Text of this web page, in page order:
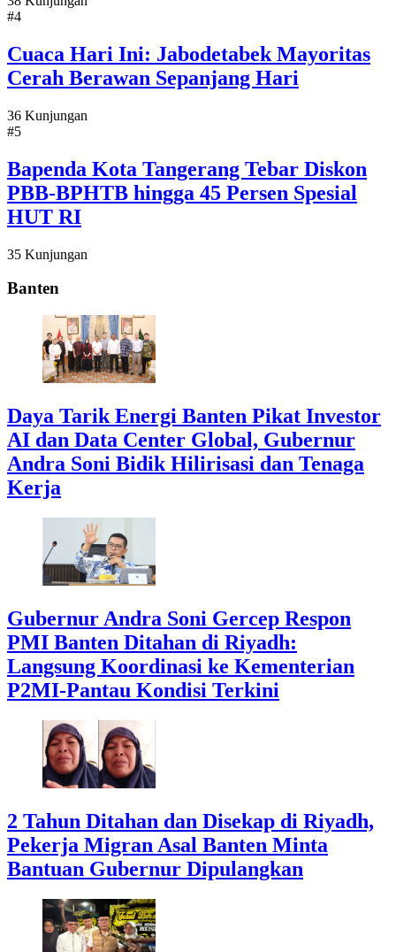
#4
Cuaca Hari Ini: Jabodetabek Mayoritas
Cerah Berawan Sepanjang Hari
36 Kunjungan
#5
Bapenda Kota Tangerang Tebar Diskon
PBB-BPHTB hingga 45 Persen Spesial
HUT RI
35 Kunjungan
Banten
Daya Tarik Energi Banten Pikat Investor
AI dan Data Center Global, Gubernur
Andra Soni Bidik Hilirisasi dan Tenaga
Kerja
Gubernur Andra Soni Gercep Respon
PMI Banten Ditahan di Riyadh:
Langsung Koordinasi ke Kementerian
P2MI-Pantau Kondisi Terkini
2 Tahun Ditahan dan Disekap di Riyadh,
Pekerja Migran Asal Banten Minta
Bantuan Gubernur Dipulangkan